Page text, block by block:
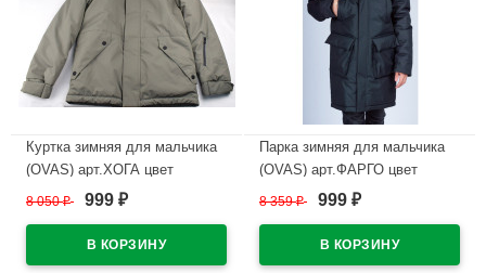
Куртка зимняя для мальчика
(OVAS) арт.ХОГА цвет
8 050₽ 999 ₽
Парка зимняя для мальчика
(OVAS) арт.ФАРГО цвет
8 359₽ 999 ₽